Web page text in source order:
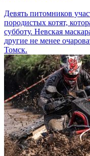
Девять питомников
породистых котят,
субботу. Невская
другие не менее
Томск.